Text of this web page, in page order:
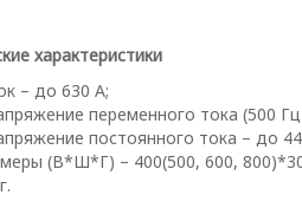
характеристики
– до 630 А;
переменного тока (500
постоянного тока – до
(В*Ш*Г) – 400(500, 600,